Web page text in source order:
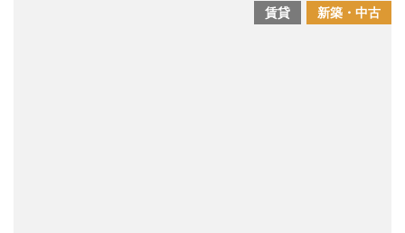
新築・中古
賃貸